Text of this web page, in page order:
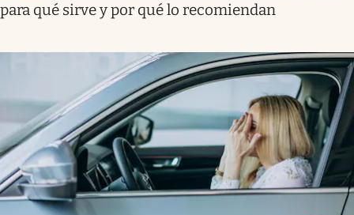
para qué sirve y por qué lo recomiendan